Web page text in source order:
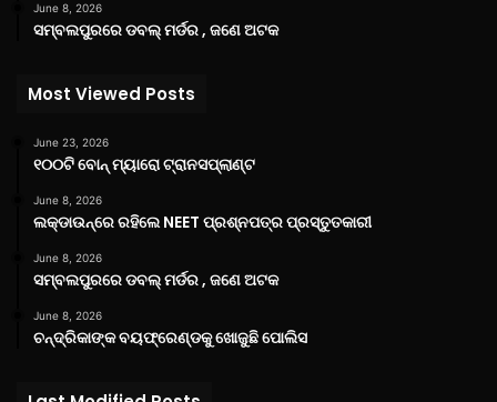
June 8, 2026
ସମ୍ବଲପୁରରେ ଡବଲ୍ ମର୍ଡର , ଜଣେ ଅଟକ
Most Viewed Posts
June 23, 2026
୧୦୦ଟି ବୋନ୍ ମ୍ୟାରୋ ଟ୍ରାନସପ୍ଲାଣ୍ଟ
June 8, 2026
ଲକ୍‌ଡାଉନ୍‌ରେ ରହିଲେ NEET ପ୍ରଶ୍ନପତ୍ର ପ୍ରସ୍ତୁତକାରୀ
June 8, 2026
ସମ୍ବଲପୁରରେ ଡବଲ୍ ମର୍ଡର , ଜଣେ ଅଟକ
June 8, 2026
ଚନ୍ଦ୍ରିକାଙ୍କ ବୟଫ୍ରେଣ୍ଡକୁ ଖୋଜୁଛି ପୋଲିସ